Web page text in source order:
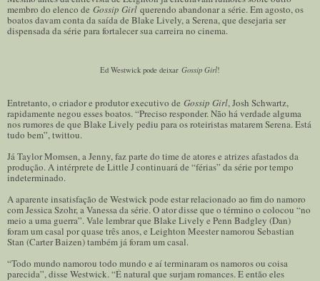
membro do elenco de Gossip Girl querendo abandonar a série. Em agosto, os
boatos davam conta da saída de Blake Lively, a Serena, que desejaria ser
dispensada da série para fortalecer sua carreira no cinema.
Ed Westwick pode deixar Gossip Girl!
Entretanto, o criador e produtor executivo de Gossip Girl, Josh Schwartz,
rapidamente negou esses boatos. “Preciso responder. Não há verdade alguma
nos rumores de que Blake Lively pediu para os roteiristas matarem Serena. Está
tudo bem”, twittou.
Já Taylor Momsen, a Jenny, faz parte do time de atores e atrizes afastados da
produção. A intérprete de Little J continuará de “férias” da série por tempo
indeterminado.
A aparente insatisfação de Westwick pode estar relacionado ao fim do namoro
com Jessica Szohr, a Vanessa da série. O ator disse que o término o colocou “no
meio a uma guerra”. Vale lembrar que Blake Lively e Penn Badgley (Dan)
foram um casal por quase três anos, e Leighton Meester namorou Sebastian
Stan (Carter Baizen) também já foram um casal.
“Todo mundo namorou todo mundo e aí terminaram os namoros ou coisa
parecida”, disse Westwick. “É natural que surjam romances. E então eles